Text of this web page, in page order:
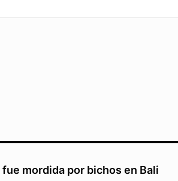
mordida por bichos en Bali